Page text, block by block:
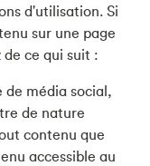
d'utilisation. Si
sur une page
ce qui suit :
de média social,
de nature
contenu que
accessible au